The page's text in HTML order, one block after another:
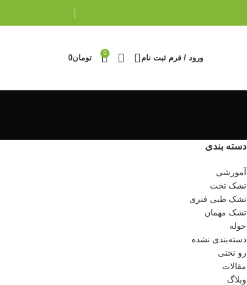
ورود / فرم ثبت نام
0
تومان0
دسته بندی
آمورشی
تشک تخت
تشک طبی فنری
تشک مهمان
حوله
دسته‌بندی نشده
رو تختی
مقالات
وبلاگ